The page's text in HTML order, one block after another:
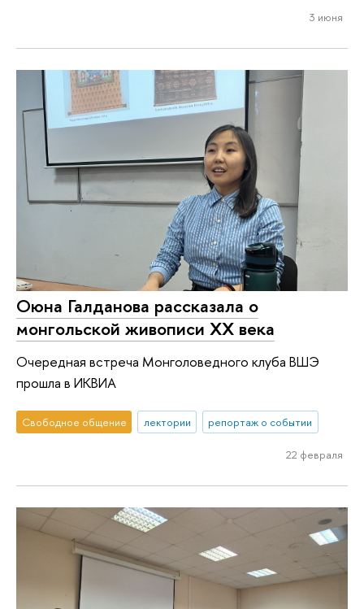
3 июня
Оюна Галданова рассказала о
монгольской живописи ХХ века
Очередная встреча Монголоведного клуба ВШЭ
прошла в ИКВИА
Свободное общение лектории репортаж о событии
22 февраля